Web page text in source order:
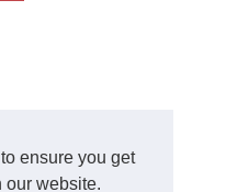
ensure you get
our website.